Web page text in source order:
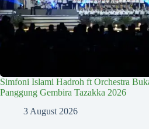
Simfoni Islami Hadroh ft Orchestra
Panggung Gembira Tazakka 2026
3 August 2026